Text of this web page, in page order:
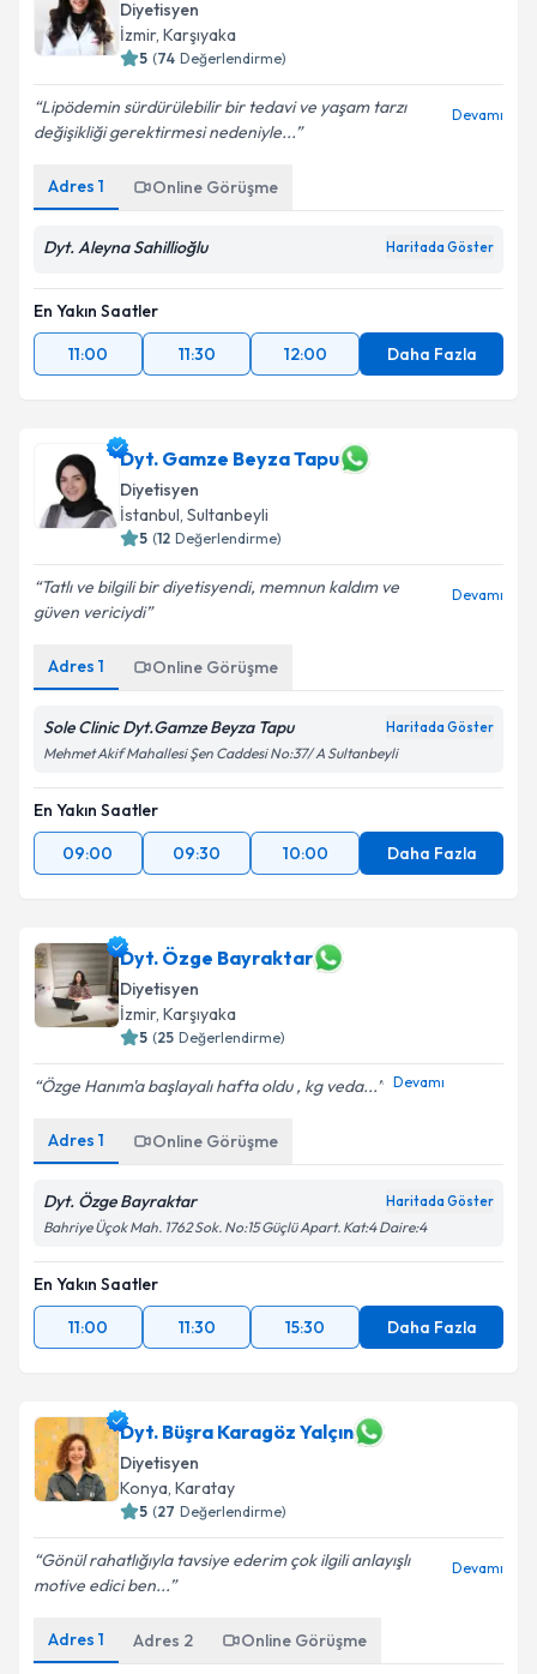
Diyetisyen
İzmir, Karşıyaka
5 (74 Değerlendirme)
Lipödemin sürdürülebilir bir tedavi ve yaşam tarzı
değişikliği gerektirmesi nedeniyle...
Devamı
Adres 1 Online Görüşme
Dyt. Aleyna Sahillioğlu Haritada Göster
En Yakın Saatler
11:00
11:30 12:00 Daha Fazla
Dyt. Gamze Beyza Tapu
Diyetisyen
İstanbul, Sultanbeyli
5 (12 Değerlendirme)
Tatlı ve bilgili bir diyetisyendi, memnun kaldım ve
güven vericiydi
Devamı
Adres 1 Online Görüşme
Sole Clinic Dyt.Gamze Beyza Tapu Haritada Göster
Mehmet Akif Mahallesi Şen Caddesi No:37/ A Sultanbeyli
En Yakın Saatler
09:00
09:30 10:00 Daha Fazla
Dyt. Özge Bayraktar
Diyetisyen
İzmir, Karşıyaka
5 (25 Değerlendirme)
Özge Hanım'a başlayalı hafta oldu , kg veda... Devamı
Adres 1 Online Görüşme
Dyt. Özge Bayraktar Haritada Göster
Bahriye Üçok Mah. 1762 Sok. No:15 Güçlü Apart. Kat:4 Daire:4
En Yakın Saatler
11:00
11:30 15:30 Daha Fazla
Dyt. Büşra Karagöz Yalçın
Diyetisyen
Konya, Karatay
5 (27 Değerlendirme)
Gönül rahatlığıyla tavsiye ederim çok ilgili anlayışlı
motive edici ben...
Devamı
Adres 1 Adres 2 Online Görüşme